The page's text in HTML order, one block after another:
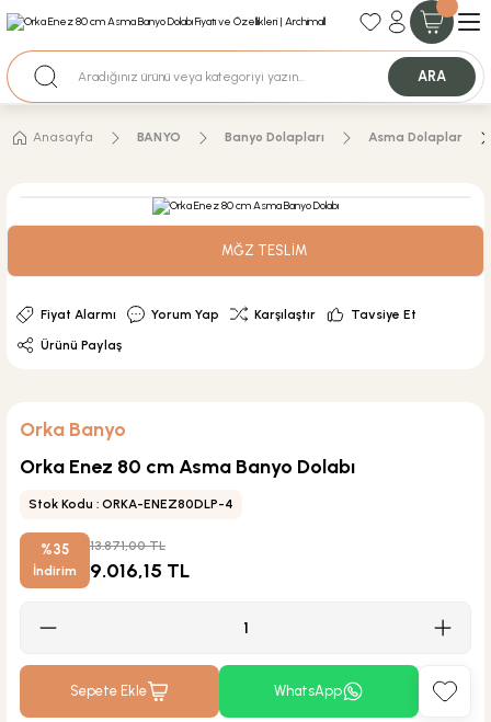
35+ Yıllık Tecrübe
Nakit Ödemeli Özel Fiyatlar için Bizden Teklif Alabilirsiniz.
ARA
Anasayfa BANYO Banyo Dolapları Asma Dolaplar
MĞZ TESLİM
Fiyat Alarmı Yorum Yap Karşılaştır
Tavsiye Et
Ürünü Paylaş
Orka Banyo
Orka Enez 80 cm Asma Banyo Dolabı
Stok Kodu : ORKA-ENEZ80DLP-4
%35
İndirim
13.871,00 TL
9.016,15 TL
Sepete Ekle WhatsApp